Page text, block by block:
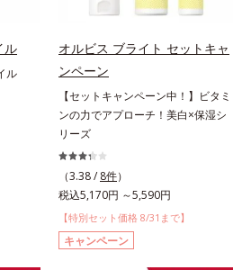
ル
ル
オルビス ブライト セットキャ
ンペーン
【セットキャンペーン中！】ビタミ
ンの力でアプローチ！美白×保湿シ
リーズ
（3.38 / 8件）
税込5,170円 ～5,590円
【特別セット価格 8/31まで】
キャンペーン